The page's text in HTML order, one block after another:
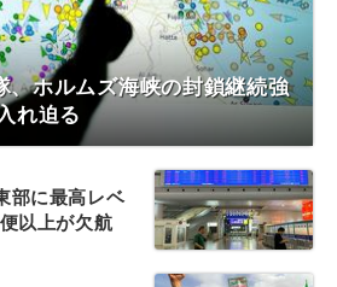
、ホルムズ海峡の封鎖継続強
れ迫る
部に最高レベ
以上が欠航